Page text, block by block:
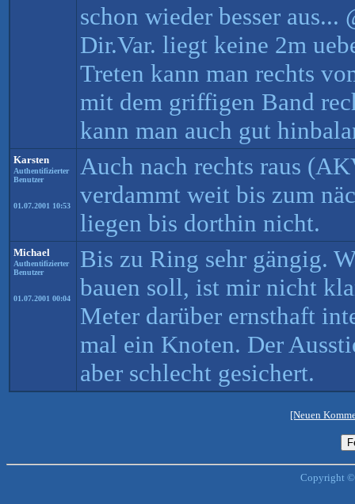
schon wieder besser aus...
Dir.Var. liegt keine 2m
Treten kann man rechts
mit dem griffigen Band
kann man auch gut
Karsten
Authentifizierter
Benutzer
01.07.2001 10:53
Auch nach rechts raus
verdammt weit bis zum
liegen bis dorthin nicht.
Michael
Authentifizierter
Benutzer
01.07.2001 00:04
Bis zu Ring sehr gängig.
bauen soll, ist mir nicht
Meter darüber ernsthaft
mal ein Knoten. Der
aber schlecht gesichert.
[Neuen
Copyright ©